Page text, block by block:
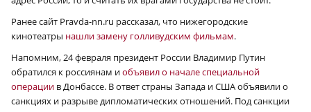
Ранее сайт Pravda-nn.ru рассказал, что нижегородские
кинотеатры нашли замену голливудским фильмам.
Напомним, 24 февраля президент России Владимир Путин
обратился к россиянам иобъявил о начале специальной
операции в Донбассе. В ответ страны Запада и США объявили о
санкциях и разрыве дипломатических отношений. Под санкции